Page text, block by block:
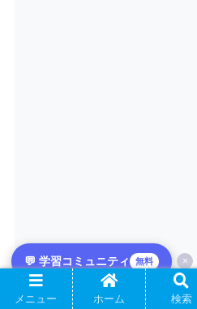
💬 学習コミュニティ 無料 ×
メニュー ホーム 検索